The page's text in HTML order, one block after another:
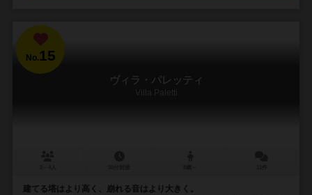
No.15
ヴィラ・パレッティ
Villa Paletti
建てる塔はより高く、崩れる音はより大きく。